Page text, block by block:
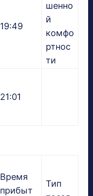
19:49
шенно
й
комфо
ртнос
ти
21:01
Время
прибыт
Тип